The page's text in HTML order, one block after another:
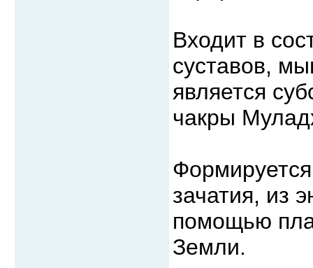
Входит в
суставов,
является
чакры
зачатия, из
помощью
Земли.